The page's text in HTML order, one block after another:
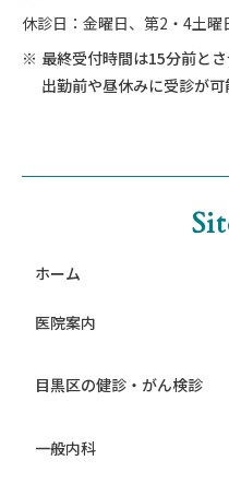
休診日：金曜日、第2・4土曜
最終受付時間は15分前とさ
出勤前や昼休みに受診が可
ホーム
医院案内
目黒区の健診・がん検診
一般内科